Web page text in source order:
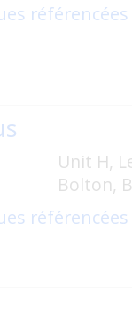
référencées
Unit H,
Bolton,
référencées